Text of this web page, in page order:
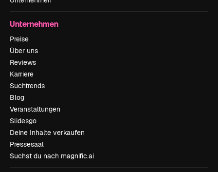
Unternehmen
Preise
Über uns
Reviews
Karriere
Suchtrends
Blog
Veranstaltungen
Slidesgo
Deine Inhalte verkaufen
Pressesaal
Suchst du nach magnific.ai